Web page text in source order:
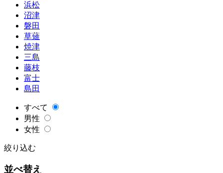
浜松
沼津
磐田
草薙
焼津
三島
藤枝
富士
島田
すべて
男性
女性
絞り込む
並べ替え